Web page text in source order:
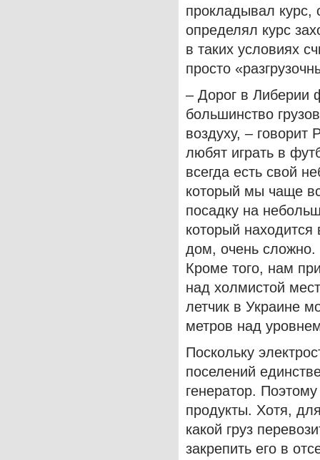
прокладывал курс,
определял курс
в таких условиях
просто
– Дорог в Либерии
большинство
воздуху, –
любят играть в
всегда есть свой
который мы чаще
посадку на
который
дом, очень сложно.
Кроме того, нам
над холмистой
летчик в Украине
метров над
Поскольку
поселений
генератор.
продукты. Хотя,
какой груз
закрепить его в